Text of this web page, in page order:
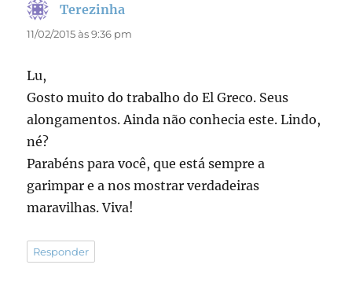
Terezinha
11/02/2015 às 9:36 pm
Lu,
Gosto muito do trabalho do El Greco. Seus
alongamentos. Ainda não conhecia este. Lindo,
né?
Parabéns para você, que está sempre a
garimpar e a nos mostrar verdadeiras
maravilhas. Viva!
Responder